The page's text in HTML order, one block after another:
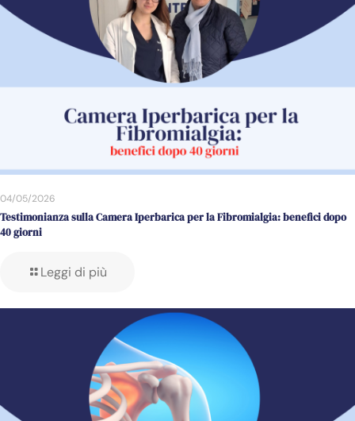
04/05/2026
Testimonianza sulla Camera Iperbarica per la Fibromialgia: benefici dopo
40 giorni
Leggi di più